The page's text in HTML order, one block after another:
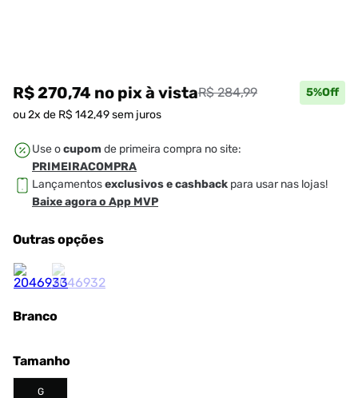
R$ 270,74 no pixà vistaR$ 284,99 5%Off
ou2x de R$ 142,49sem juros
Use ocupom de primeira compra no site:
PRIMEIRACOMPRA
Lançamentosexclusivos e cashback para usar nas lojas!
Baixe agora o App MVP
Outras opções
Branco
Tamanho
G